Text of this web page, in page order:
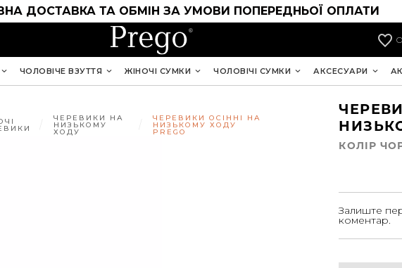
ДОСТАВКА ТА ОБМІН ЗА УМОВИ ПОПЕРЕДНЬОЇ ОПЛАТИ
ЧОЛОВІЧЕ ВЗУТТЯ ЖІНОЧІ СУМКИ ЧОЛОВІЧІ СУМКИ АКСЕСУАРИ
ЧЕРЕВИКИ НА
НИЗЬКОМУ
ХОДУ
ЧЕРЕВИКИ ОСІННІ НА
НИЗЬКОМУ ХОДУ
PREGO
КОЛIР
Залиште
коментар.